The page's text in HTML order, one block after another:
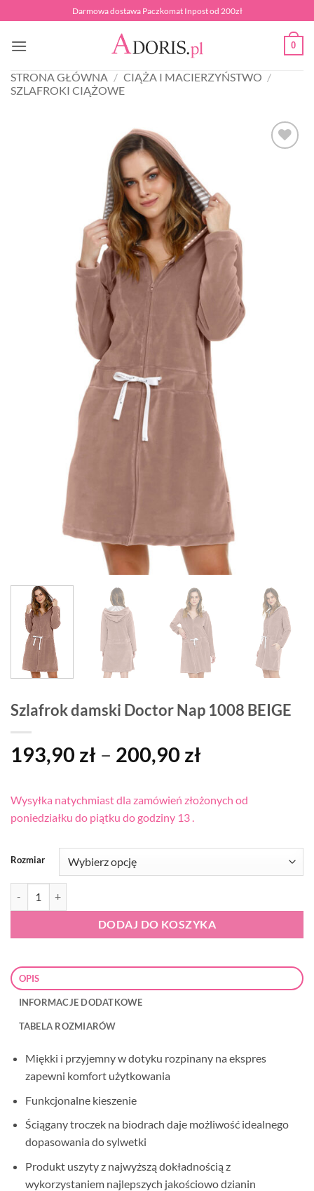
do
zawartości
Darmowa dostawa Paczkomat Inpost od 200zł
0
STRONA GŁÓWNA / CIĄŻA I MACIERZYŃSTWO /
SZLAFROKI CIĄŻOWE
Szlafrok damski Doctor Nap 1008 BEIGE
193,90 zł – 200,90 zł
od
193,90 zł
200,90 zł
Wysyłka natychmiast dla zamówień złożonych od
poniedziałku do piątku do godziny 13 .
Rozmiar
DODAJ DO KOSZYKA
OPIS
INFORMACJE DODATKOWE
TABELA ROZMIARÓW
Miękki i przyjemny w dotyku rozpinany na ekspres
zapewni komfort użytkowania
Funkcjonalne kieszenie
Ściągany troczek na biodrach daje możliwość idealnego
dopasowania do sylwetki
Produkt uszyty z najwyższą dokładnością z
wykorzystaniem najlepszych jakościowo dzianin